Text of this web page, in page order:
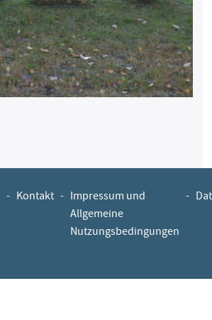
- Kontakt - Impressum und
Allgemeine
Nutzungsbedingungen
-